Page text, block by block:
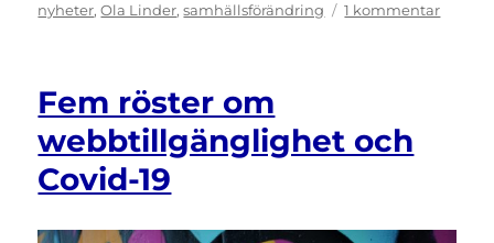
nyheter,Ola Linder,samhällsförändring 1 kommentartill
Fem röster om
webbtillgänglighet och
Covid-19